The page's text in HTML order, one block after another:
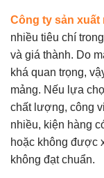
Công ty sản xuất
nhiều tiêu chí
và giá thành. Do
khá quan trọng,
mảng. Nếu lựa
chất lượng, công
nhiều, kiện hàng
hoặc không được
không đạt chuẩn.